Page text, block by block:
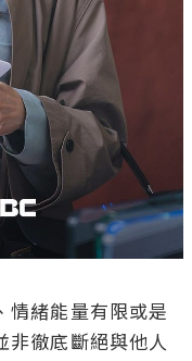
情緒能量有限或是
非徹底斷絕與他人